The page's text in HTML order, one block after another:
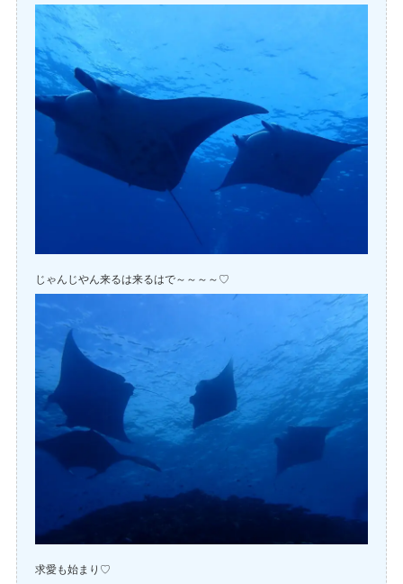
じゃんじやん来るは来るはで～～～～♡
求愛も始まり♡